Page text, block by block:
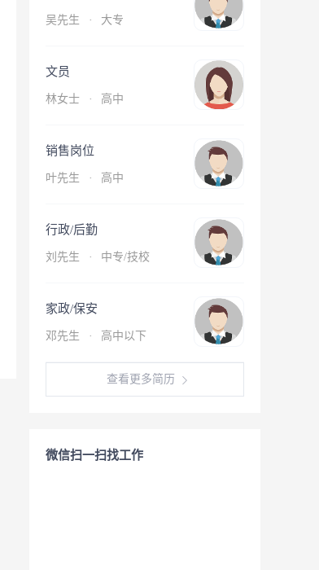
吴先生 · 大专
文员
林女士 · 高中
销售岗位
叶先生 · 高中
行政/后勤
刘先生 · 中专/技校
家政/保安
邓先生 · 高中以下
查看更多简历
微信扫一扫找工作